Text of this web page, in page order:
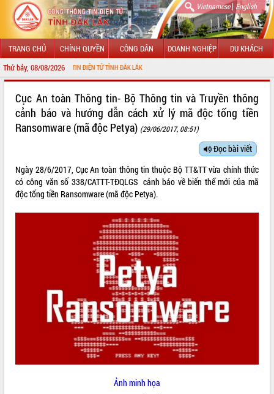
Vietnamese| English
TRANG CHỦ CHÍNH QUYỀN CÔNG DÂN DOANH NGHIỆP DU KHÁCH
Thứ bảy, 08/08/2026
THÔNG TIN ĐIỆN TỬ TỈNH ĐẮK LẮK
LÃNH ĐẠO UBND TỈNH
SỞ, BAN, NGÀNH
UBND CÁC XÃ, PHƯỜNG
THÔNG TIN CHỈ ĐẠO ĐIỀU HÀNH
ĐIỂM TIN VĂN BẢN
QUY HOẠCH - KẾ HOẠCH
Cục An toàn Thông tin- Bộ Thông tin và Truyền thông
cảnh báo và hướng dẫn cách xử lý mã độc tống tiền
Ransomware (mã độc Petya) (29/06/2017, 08:51)
Đọc bài viết
Ngày 28/6/2017, Cục An toàn thông tin thuộc Bộ TT&TT vừa chính thức
có công văn số 338/CATTT-TĐQLGScảnh báo về biến thể mới của mã
độc tống tiền Ransomware (mã độc Petya).
Ảnh minh họa